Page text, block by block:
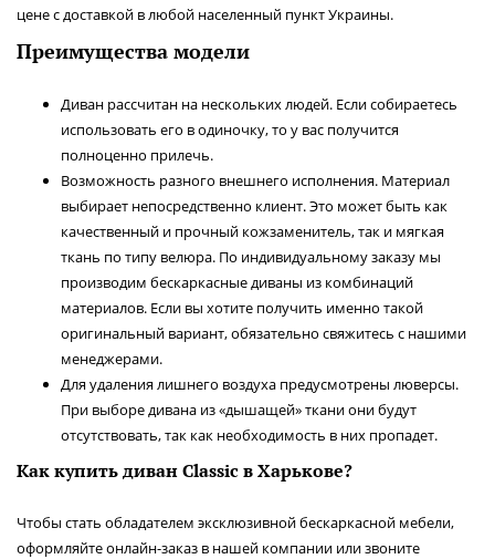
цене с доставкой в любой населенный пункт Украины.
Преимущества модели
Диван рассчитан на нескольких людей. Если собираетесь
использовать его в одиночку, то у вас получится
полноценно прилечь.
Возможность разного внешнего исполнения. Материал
выбирает непосредственно клиент. Это может быть как
качественный и прочный кожзаменитель, так и мягкая
ткань по типу велюра. По индивидуальному заказу мы
производим бескаркасные диваны из комбинаций
материалов. Если вы хотите получить именно такой
оригинальный вариант, обязательно свяжитесь с нашими
менеджерами.
Для удаления лишнего воздуха предусмотрены люверсы.
При выборе дивана из «дышащей» ткани они будут
отсутствовать, так как необходимость в них пропадет.
Как купить диван Classic в Харькове?
Чтобы стать обладателем эксклюзивной бескаркасной мебели,
оформляйте онлайн-заказ в нашей компании или звоните